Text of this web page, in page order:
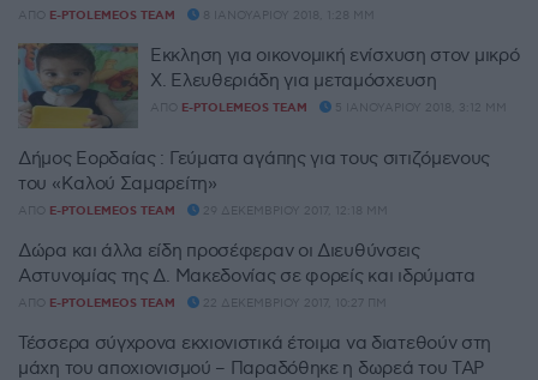
ΑΠΌ E-PTOLEMEOS TEAM 8 ΙΑΝΟΥΑΡΊΟΥ 2018, 1:28 ΜΜ
Έκκληση για οικονομική ενίσχυση στον μικρό
Χ. Ελευθεριάδη για μεταμόσχευση
ΑΠΌ E-PTOLEMEOS TEAM 5 ΙΑΝΟΥΑΡΊΟΥ 2018, 3:12 ΜΜ
Δήμος Εορδαίας : Γεύματα αγάπης για τους σιτιζόμενους
του «Kαλού Σαμαρείτη»
ΑΠΌ E-PTOLEMEOS TEAM 29 ΔΕΚΕΜΒΡΊΟΥ 2017, 12:18 ΜΜ
Δώρα και άλλα είδη προσέφεραν οι Διευθύνσεις
Αστυνομίας της Δ. Μακεδονίας σε φορείς και ιδρύματα
ΑΠΌ E-PTOLEMEOS TEAM 22 ΔΕΚΕΜΒΡΊΟΥ 2017, 10:27 ΠΜ
Τέσσερα σύγχρονα εκχιονιστικά έτοιμα να διατεθούν στη
μάχη του αποχιονισμού – Παραδόθηκε η δωρεά του TAP